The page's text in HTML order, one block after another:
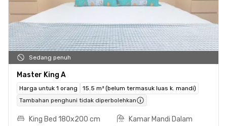
Sedang penuh
Master King A
Harga untuk 1 orang
15.5 m² (belum termasuk luas k. mandi)
Tambahan penghuni tidak diperbolehkan
King Bed 180x200 cm
Kamar Mandi Dalam